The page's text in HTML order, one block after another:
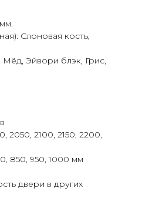
Слоновая кость,
Эйвори блэк, Грис,
2050, 2100, 2150, 2200,
850, 950, 1000 мм
двери в других